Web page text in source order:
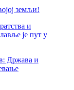
земљи!
и
је пут у
Држава и